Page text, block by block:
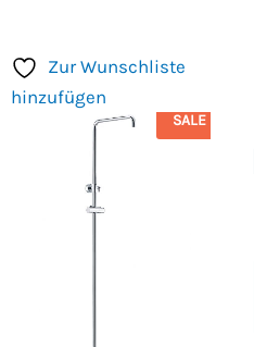
Zur Wunschliste
hinzufügen
SALE